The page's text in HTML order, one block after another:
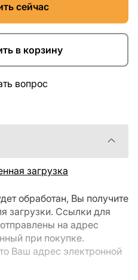
сейчас
в корзину
вопрос
загрузка
обработан, Вы получите
загрузки. Ссылки для
на адрес
при покупке.
Ваш адрес электронной